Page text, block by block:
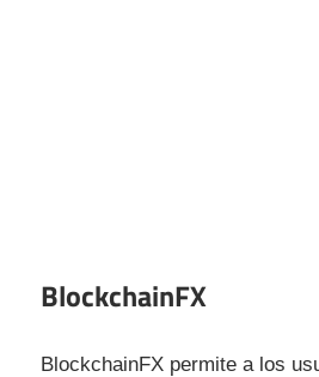
BlockchainFX
BlockchainFX permite a los